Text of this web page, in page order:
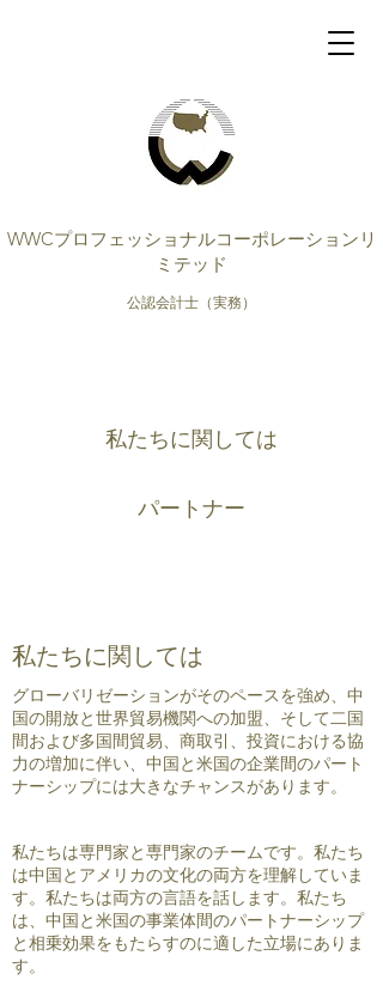
WWCプロフェッショナルコーポレーションリ
ミテッド
公認会計士（実務）
私たちに関しては
パートナー
私たちに関しては
グローバリゼーションがそのペースを強め、中
国の開放と世界貿易機関への加盟、そして二国
間および多国間貿易、商取引、投資における協
力の増加に伴い、中国と米国の企業間のパート
ナーシップには大きなチャンスがあります。
私たちは専門家と専門家のチームです。私たち
は中国とアメリカの文化の両方を理解していま
す。私たちは両方の言語を話します。私たち
は、中国と米国の事業体間のパートナーシップ
と相乗効果をもたらすのに適した立場にありま
す。